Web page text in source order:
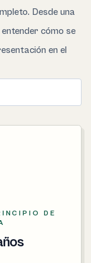
Desde una
cómo se
en el
DE